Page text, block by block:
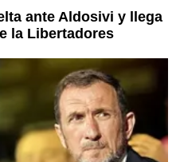
ante Aldosivi y llega
la Libertadores